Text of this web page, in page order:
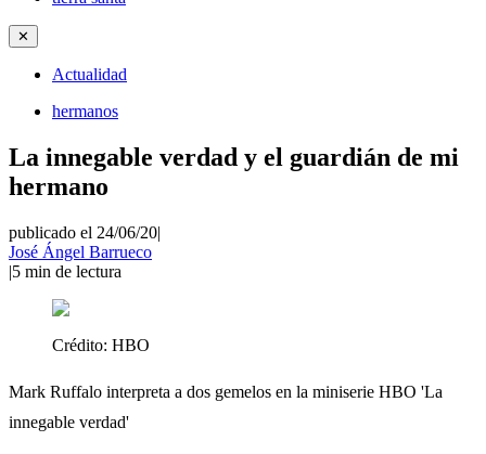
✕
Actualidad
hermanos
La innegable verdad y el guardián de mi
hermano
publicado el 24/06/20|
José Ángel Barrueco
|5 min de lectura
Crédito: HBO
Mark Ruffalo interpreta a dos gemelos en la miniserie HBO 'La
innegable verdad'